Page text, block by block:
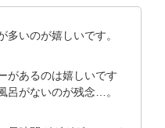
多いのが嬉しいです。
があるのは嬉しいです
呂がないのが残念…。